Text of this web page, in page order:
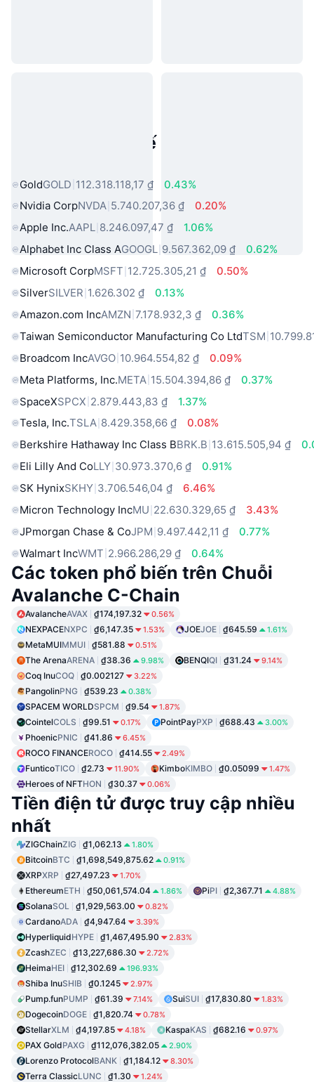
Tài sản trong thế giới thực phổ
GoldGOLD 112.318.118,17 ₫
0.43%
Nvidia CorpNVDA 5.740.207,36 ₫
0.20%
Apple Inc.AAPL 8.246.097,47 ₫
1.06%
Alphabet Inc Class AGOOGL 9.567.362,09 ₫
0.62%
Microsoft CorpMSFT 12.725.305,21 ₫
0.50%
SilverSILVER 1.626.302 ₫
0.13%
Amazon.com IncAMZN 7.178.932,3 ₫
0.36%
Taiwan Semiconductor Manufacturing Co LtdTSM
Broadcom IncAVGO 10.964.554,82 ₫
0.09%
Meta Platforms, Inc.META 15.504.394,86 ₫
0.37%
SpaceXSPCX 2.879.443,83 ₫
1.37%
Tesla, Inc.TSLA 8.429.358,66 ₫
0.08%
Berkshire Hathaway Inc Class BBRK.B 13.615.505,94 ₫
Eli Lilly And CoLLY 30.973.370,6 ₫
0.91%
SK HynixSKHY 3.706.546,04 ₫
6.46%
Micron Technology IncMU 22.630.329,65 ₫
3.43%
JPmorgan Chase & CoJPM 9.497.442,11 ₫
0.77%
Walmart IncWMT 2.966.286,29 ₫ 0.64%
Các token phổ biến trên Chuỗi
Avalanche C-Chain
AvalancheAVAX ₫174,197.32 0.56%
NEXPACENXPC ₫6,147.35 1.53% JOEJOE ₫645.59 1.61%
MetaMUIMMUI ₫581.88 0.51%
The ArenaARENA ₫38.36 9.98% BENQIQI ₫31.24 9.14%
Coq InuCOQ ₫0.002127 3.22%
PangolinPNG ₫539.23 0.38%
SPACEM WORLDSPCM ₫9.54 1.87%
CointelCOLS ₫99.51 0.17% PointPayPXP ₫688.43 3.00%
PhoenicPNIC ₫41.86 6.45%
ROCO FINANCEROCO ₫414.55 2.49%
FunticoTICO ₫2.73 11.90% KimboKIMBO ₫0.05099 1.47%
Heroes of NFTHON ₫30.37 0.06%
Tiền điện tử được truy cập nhiều
nhất
ZIGChainZIG ₫1,062.13 1.80%
BitcoinBTC ₫1,698,549,875.62 0.91%
XRPXRP ₫27,497.23 1.70%
EthereumETH ₫50,061,574.04 1.86% PiPI ₫2,367.71 4.88%
SolanaSOL ₫1,929,563.00 0.82%
CardanoADA ₫4,947.64 3.39%
HyperliquidHYPE ₫1,467,495.90 2.83%
ZcashZEC ₫13,227,686.30 2.72%
HeimaHEI ₫12,302.69 196.93%
Shiba InuSHIB ₫0.1245 2.97%
Pump.funPUMP ₫61.39 7.14% SuiSUI ₫17,830.80 1.83%
DogecoinDOGE ₫1,820.74 0.78%
StellarXLM ₫4,197.85 4.18% KaspaKAS ₫682.16 0.97%
PAX GoldPAXG ₫112,076,382.05 2.90%
Lorenzo ProtocolBANK ₫1,184.12 8.30%
Terra ClassicLUNC ₫1.30 1.24%